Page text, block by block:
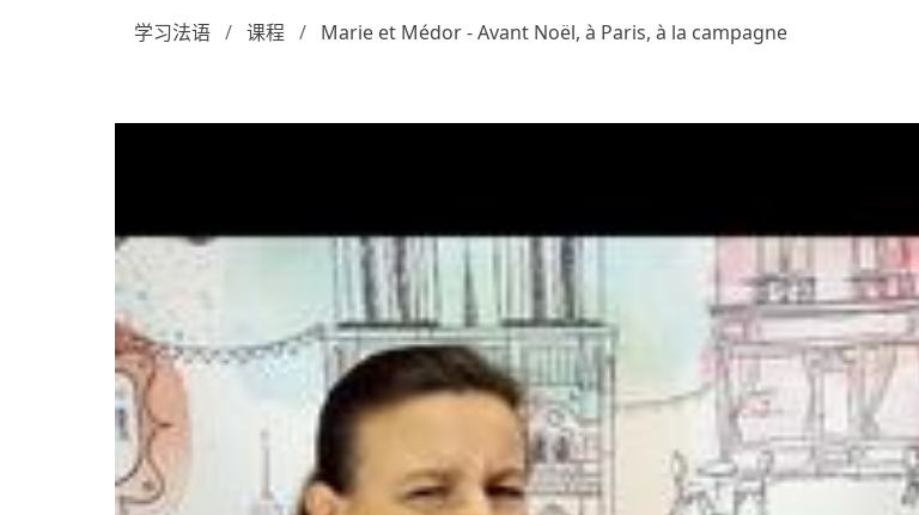
学习法语
课程 Marie et Médor - Avant Noël, à Paris, à la campagne